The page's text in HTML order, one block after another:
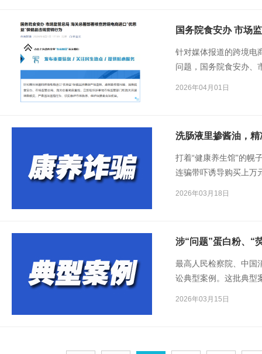
针对媒体报道的跨境电
问题，国务院食安办、
2026年04月01日
洗肠液里掺酱油，
打着“健康养生馆”的幌
连骗带吓诱导购买上
2026年03月18日
最高人民检察院、中国
讼典型案例。这批典型
2026年03月15日